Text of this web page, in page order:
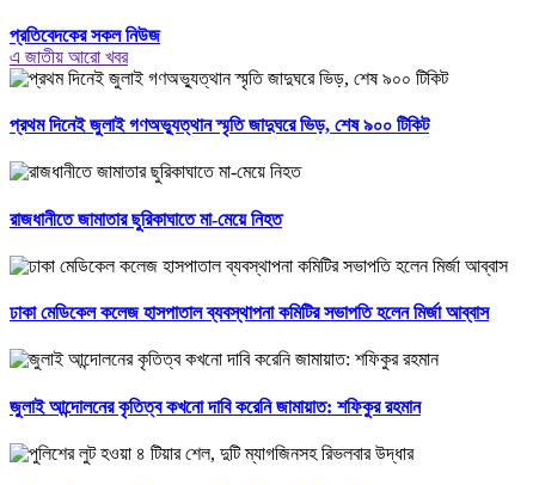
প্রতিবেদকের সকল নিউজ
এ জাতীয় আরো খবর
প্রথম দিনেই জুলাই গণঅভ্যুত্থান স্মৃতি জাদুঘরে ভিড়, শেষ ৯০০ টিকিট
রাজধানীতে জামাতার ছুরিকাঘাতে মা-মেয়ে নিহত
ঢাকা মেডিকেল কলেজ হাসপাতাল ব্যবস্থাপনা কমিটির সভাপতি হলেন মির্জা আব্বাস
জুলাই আন্দোলনের কৃতিত্ব কখনো দাবি করেনি জামায়াত: শফিকুর রহমান